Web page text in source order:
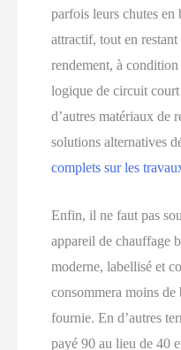
parfois leurs chutes
attractif, tout en
rendement, à
logique de circuit
d’autres matériaux de
solutions alternatives
complets sur les
Enfin, il ne faut pas
appareil de chauffage
moderne, labellisé et
consommera moins
fournie. En d’autres
payé 90 au lieu de 40